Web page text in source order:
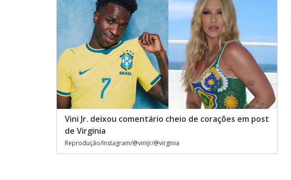
Vini Jr. deixou comentário cheio de corações em post
de Virginia
Reprodução/Instagram/@vinijr/@virginia